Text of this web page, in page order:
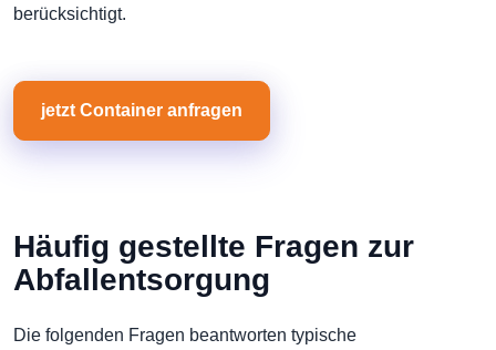
berücksichtigt.
jetzt Container anfragen
Häufig gestellte Fragen zur
Abfallentsorgung
Die folgenden Fragen beantworten typische